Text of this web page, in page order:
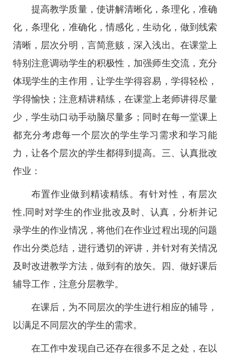
提高教学质量，使讲解清晰化，条理化，准确
化，条理化，准确化，情感化，生动化，做到线索
清晰，层次分明，言简意赅，深入浅出。在课堂上
特别注意调动学生的积极性，加强师生交流，充分
体现学生的主作用，让学生学得容易，学得轻松，
学得愉快；注意精讲精练，在课堂上老师讲得尽量
少，学生动口动手动脑尽量多；同时在每一堂课上
都充分考虑每一个层次的学生学习需求和学习能
力，让各个层次的学生都得到提高。三、认真批改
作业：
布置作业做到精读精练。有针对性，有层次
性,同时对学生的作业批改及时、认真，分析并记
录学生的作业情况，将他们在作业过程出现的问题
作出分类总结，进行透切的评讲，并针对有关情况
及时改进教学方法，做到有的放矢。四、做好课后
辅导工作，注意分层教学。
在课后，为不同层次的学生进行相应的辅导，
以满足不同层次的学生的需求。
在工作中发现自己还存在很多不足之处，在以